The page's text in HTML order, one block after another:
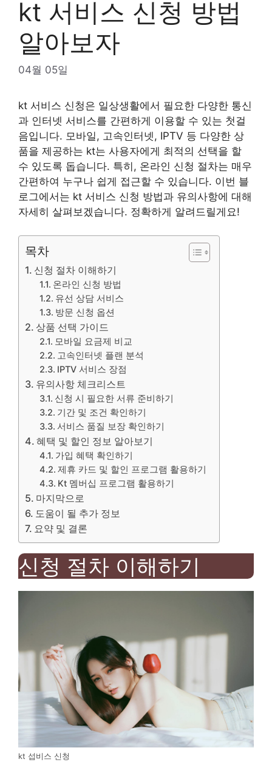
kt 서비스 신청 방법
알아보자
04월 05일
kt 서비스 신청은 일상생활에서 필요한 다양한 통신
과 인터넷 서비스를 간편하게 이용할 수 있는 첫걸
음입니다. 모바일, 고속인터넷, IPTV 등 다양한 상
품을 제공하는 kt는 사용자에게 최적의 선택을 할
수 있도록 돕습니다. 특히, 온라인 신청 절차는 매우
간편하여 누구나 쉽게 접근할 수 있습니다. 이번 블
로그에서는 kt 서비스 신청 방법과 유의사항에 대해
자세히 살펴보겠습니다. 정확하게 알려드릴게요!
목차
신청 절차 이해하기
온라인 신청 방법
유선 상담 서비스
방문 신청 옵션
상품 선택 가이드
모바일 요금제 비교
고속인터넷 플랜 분석
IPTV 서비스 장점
유의사항 체크리스트
신청 시 필요한 서류 준비하기
기간 및 조건 확인하기
서비스 품질 보장 확인하기
혜택 및 할인 정보 알아보기
가입 혜택 확인하기
제휴 카드 및 할인 프로그램 활용하기
Kt 멤버십 프로그램 활용하기
마지막으로
도움이 될 추가 정보
요약 및 결론
신청 절차 이해하기
kt 섭비스 신청